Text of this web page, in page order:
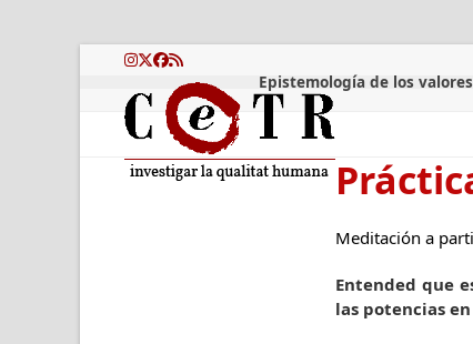
Instagram
Twitter
Facebook
RSS
Epistemología de los valores
Meditación a
Entended que
las potencias